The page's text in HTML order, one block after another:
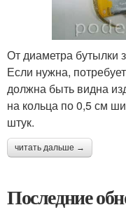
От диаметра бутылки
Если нужна,
должна быть видна
на кольца по 0,5 см
штук.
читать дальше →
Последние